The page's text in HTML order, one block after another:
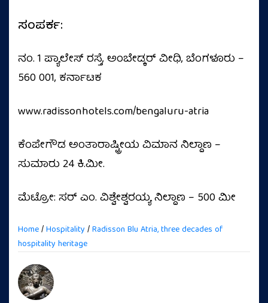
ಸಂಪರ್ಕ:
ನಂ. 1 ಪ್ಯಾಲೇಸ್ ರಸ್ತೆ, ಅಂಬೇಡ್ಕರ್ ವೀಧಿ, ಬೆಂಗಳೂರು –
560 001, ಕರ್ನಾಟಕ
www.radissonhotels.com/bengaluru-atria
ಕೆಂಪೇಗೌಡ ಅಂತಾರಾಷ್ಟ್ರೀಯ ವಿಮಾನ ನಿಲ್ದಾಣ –
ಸುಮಾರು 24 ಕಿ.ಮೀ.
ಮೆಟ್ರೋ: ಸರ್ ಎಂ. ವಿಶ್ವೇಶ್ವರಯ್ಯ ನಿಲ್ದಾಣ – 500 ಮೀ
Home/Hospitality /Radisson Blu Atria, three decades of
hospitality heritage